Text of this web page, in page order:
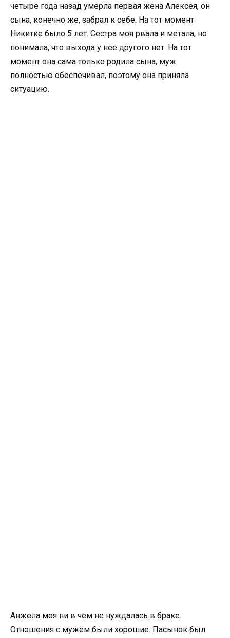
четыре года назад умерла первая жена Алексея, он
сына, конечно же, забрал к себе. На тот момент
Никитке было 5 лет. Сестра моя рвала и метала, но
понимала, что выхода у нее другого нет. На тот
момент она сама только родила сына, муж
полностью обеспечивал, поэтому она приняла
ситуацию.
Анжела моя ни в чем не нуждалась в браке.
Отношения с мужем были хорошие. Пасынок был